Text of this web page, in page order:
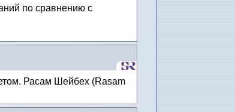
по сравнению с
Расам Шейбех (Rasam